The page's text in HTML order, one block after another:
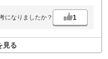
に巻き込まれ十分な準備やパタ
同伴者も「こんな間抜けなゴル
スが泣いています。
になりましたか？ 1
見る